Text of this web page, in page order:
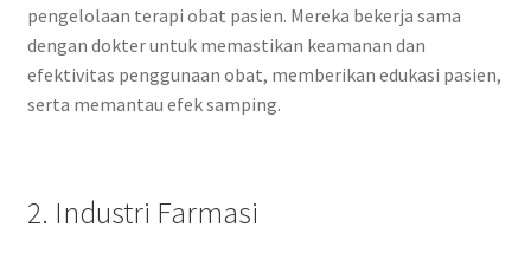
pengelolaan terapi obat pasien. Mereka bekerja sama
dengan dokter untuk memastikan keamanan dan
efektivitas penggunaan obat, memberikan edukasi pasien,
serta memantau efek samping.
2. Industri Farmasi